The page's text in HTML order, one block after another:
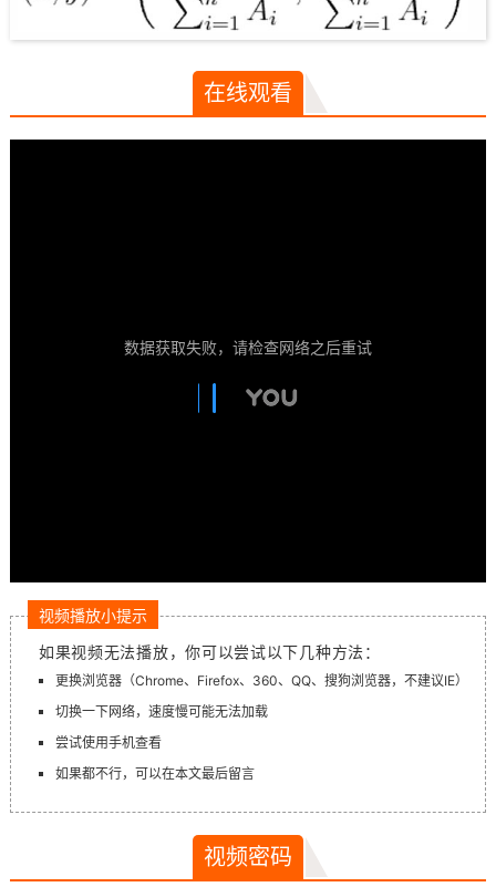
在线观看
数据获取失败，请检查网络之后重试
视频播放小提示
如果视频无法播放，你可以尝试以下几种方法：
更换浏览器（Chrome、Firefox、360、QQ、搜狗浏览器，不建议IE）
切换一下网络，速度慢可能无法加载
尝试使用手机查看
如果都不行，可以在本文最后留言
视频密码